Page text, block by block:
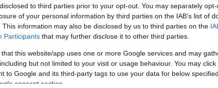
to third parties prior to your opt-out. You may separately
of your personal information by third parties on the IAB’s list of
This information may also be disclosed by us to third parties on the
Participants that may further disclose it to other third parties.
that this website/app uses one or more Google services and may
but not limited to your visit or usage behaviour. You may
to Google and its third-party tags to use your data for below
consent section.
της συσκευής.Τα βρώμικα φίλτρα
αναγκάζοντας το κλιματιστικό να
περισσότερη ενέργεια. Ο τακτικός
έλεγχος από τεχνικό μπορούν να
μονάδας.
20:33
20:20